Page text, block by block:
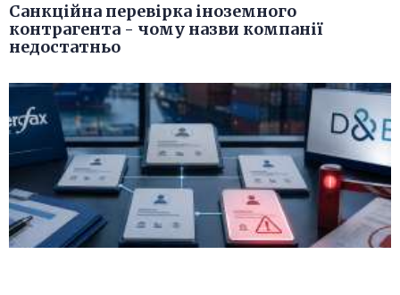
Санкційна перевірка іноземного
контрагента - чому назви компанії
недостатньо